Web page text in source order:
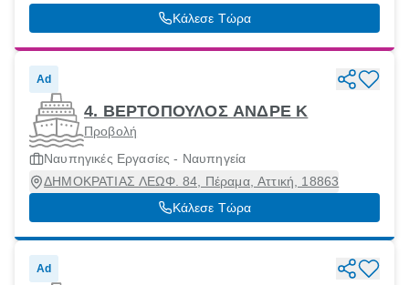
Κάλεσε Τώρα
Ad
4. ΒΕΡΤΟΠΟΥΛΟΣ ΑΝΔΡΕ Κ
Προβολή
Ναυπηγικές Εργασίες - Ναυπηγεία
ΔΗΜΟΚΡΑΤΙΑΣ ΛΕΩΦ. 84, Πέραμα, Αττική, 18863
Κάλεσε Τώρα
Ad